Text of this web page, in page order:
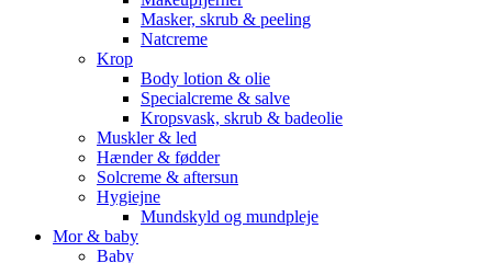
Masker, skrub & peeling
Natcreme
Krop
Body lotion & olie
Specialcreme & salve
Kropsvask, skrub & badeolie
Muskler & led
Hænder & fødder
Solcreme & aftersun
Hygiejne
Mundskyld og mundpleje
Mor & baby
Baby